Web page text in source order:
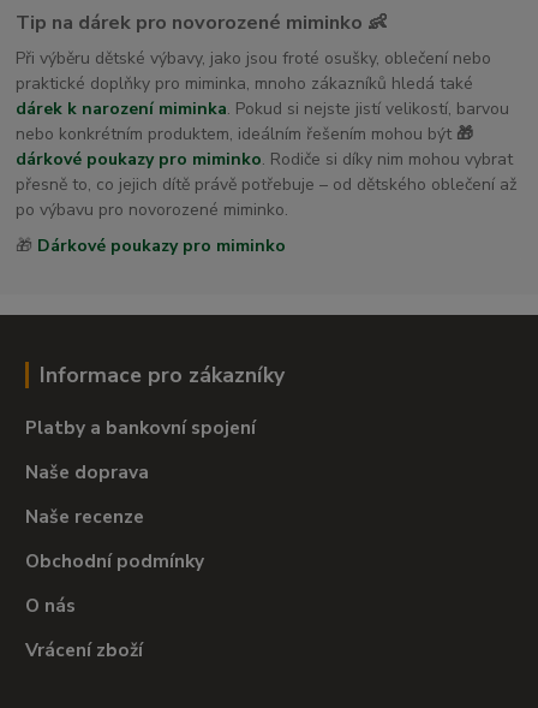
Tip na dárek pro novorozené miminko 👶
Při výběru dětské výbavy, jako jsou froté osušky, oblečení nebo
praktické doplňky pro miminka, mnoho zákazníků hledá také
dárek k narození miminka. Pokud si nejste jistí velikostí, barvou
nebo konkrétním produktem, ideálním řešením mohou být 🎁
dárkové poukazy pro miminko. Rodiče si díky nim mohou vybrat
přesně to, co jejich dítě právě potřebuje – od dětského oblečení až
po výbavu pro novorozené miminko.
🎁 Dárkové poukazy pro miminko
Informace pro zákazníky
Platby a bankovní spojení
Naše doprava
Naše recenze
Obchodní podmínky
O nás
Vrácení zboží